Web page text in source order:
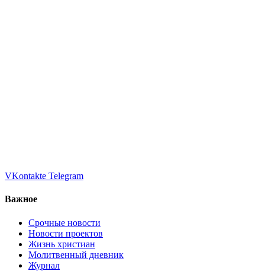
VKontakte Telegram
Важное
Срочные новости
Новости проектов
Жизнь христиан
Молитвенный дневник
Журнал